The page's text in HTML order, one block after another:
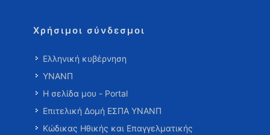
Χρήσιμοι σύνδεσμοι
Ελληνική κυβέρνηση
ΥΝΑΝΠ
Η σελίδα μου - Portal
Επιτελική Δομή ΕΣΠΑ ΥΝΑΝΠ
Κώδικας Ηθικής και Επαγγελματικής